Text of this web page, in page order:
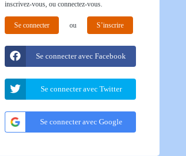
inscrivez-vous, ou connectez-vous.
Se connecter ou S’inscrire
Se connecter avec Facebook
Se connecter avec Twitter
Se connecter avec Google